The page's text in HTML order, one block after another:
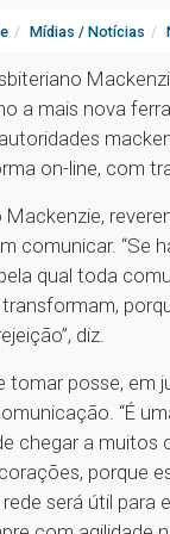
Mídias / Notícias
a mais nova
on-line, com
Mackenzie,
comunicar. “Se
qual toda
diz.
tomar posse, em
“É
chegar a muitos
porque
será útil